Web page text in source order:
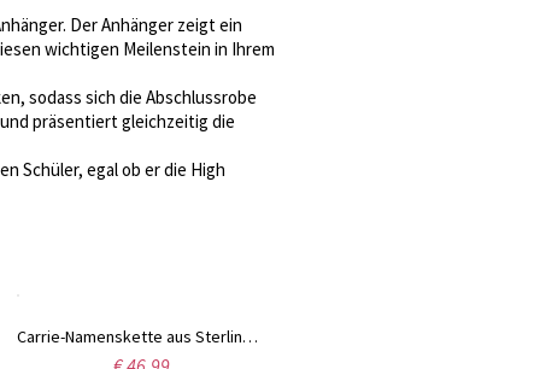
Der Anhänger zeigt ein
wichtigen Meilenstein in Ihrem
sodass sich die Abschlussrobe
präsentiert gleichzeitig die
Schüler, egal ob er die High
Carrie-Namenskette aus Sterlingsilber mit Geburtssteinen